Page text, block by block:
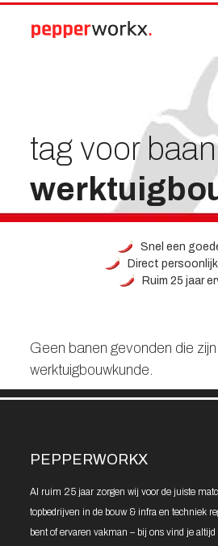
tag voor
Snel een
Direct
Ruim 25 jaar
Geen banen gevonden die
werktuigbouwkunde.
PEPPERWORKX
Al ruim 25 jaar zorgen wij voor de juiste
topbedrijven in de bouw & infra en techniek
bent of ervaren vakman – bij ons vind je altijd